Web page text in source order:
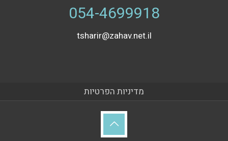
054-4699918
tsharir@zahav.net.il
מדיניות הפרטיות